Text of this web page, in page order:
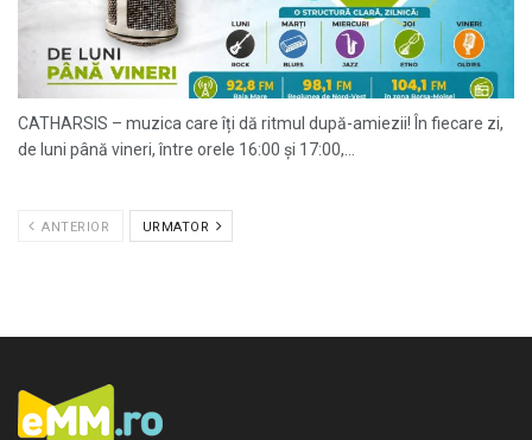
CATHARSIS – muzica care îți dă ritmul după-amiezii! În fiecare zi,
de luni până vineri, între orele 16:00 și 17:00,...
ANTERIOR URMATOR